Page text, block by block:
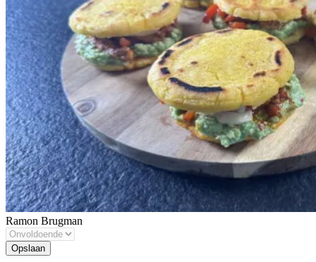
Ramon Brugman